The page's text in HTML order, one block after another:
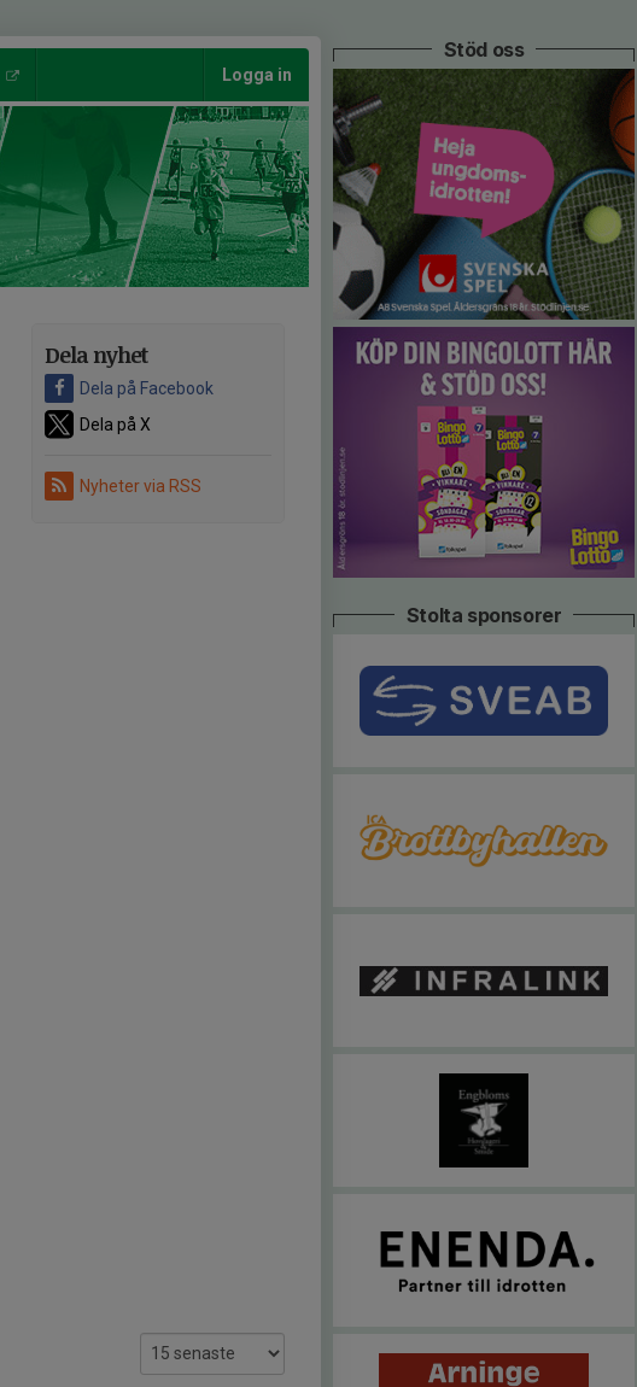
Logga in
Dela nyhet
Dela på Facebook
Dela på X
Nyheter via RSS
Stöd oss
Stolta sponsorer